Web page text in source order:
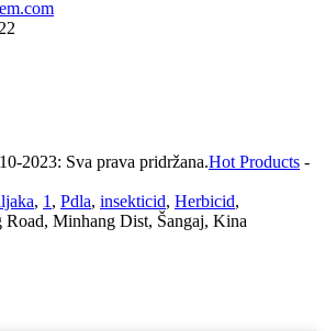
2023: Sva prava pridržana.Hot Products -
, 1, Pdla, insekticid, Herbicid,
Road, Minhang Dist, Šangaj, Kina